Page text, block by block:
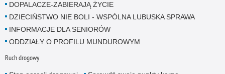
DOPALACZE-ZABIERAJĄ ŻYCIE
DZIECIŃSTWO NIE BOLI - WSPÓLNA LUBUSKA SPRAWA
INFORMACJE DLA SENIORÓW
ODDZIAŁY O PROFILU MUNDUROWYM
Ruch drogowy